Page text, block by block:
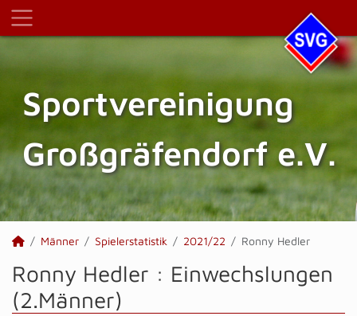
Sportvereinigung
Großgräfendorf e.V.
Männer Spielerstatistik 2021/22 Ronny Hedler
Ronny Hedler : Einwechslungen
(2.Männer)